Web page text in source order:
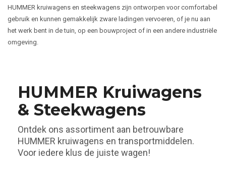
HUMMER kruiwagens en steekwagens zijn ontworpen voor comfortabel
gebruik en kunnen gemakkelijk zware ladingen vervoeren, of je nu aan
het werk bent in de tuin, op een bouwproject of in een andere industriële
omgeving.
HUMMER Kruiwagens
& Steekwagens
Ontdek ons assortiment aan betrouwbare
HUMMER kruiwagens en transportmiddelen.
Voor iedere klus de juiste wagen!